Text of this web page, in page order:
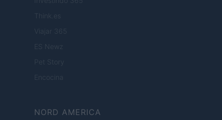
Think.es
Viajar 365
ES Newz
Pet Story
Encocina
NORD AMERICA